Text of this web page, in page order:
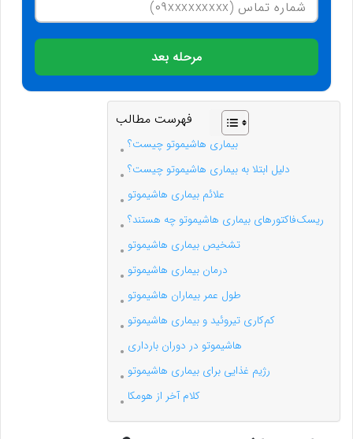
مرحله بعد
فهرست مطالب
بیماری هاشیموتو چیست؟
دلیل ابتلا به بیماری هاشیموتو چیست؟
علائم بیماری هاشیموتو
ریسک‌فاکتورهای بیماری هاشیموتو چه هستند؟
تشخیص بیماری هاشیموتو
درمان بیماری هاشیموتو
طول عمر بیماران هاشیموتو
کم‌کاری تیروئید و بیماری هاشیموتو
هاشیموتو در دوران بارداری
رژیم غذایی برای بیماری هاشیموتو
کلام آخر از هومکا